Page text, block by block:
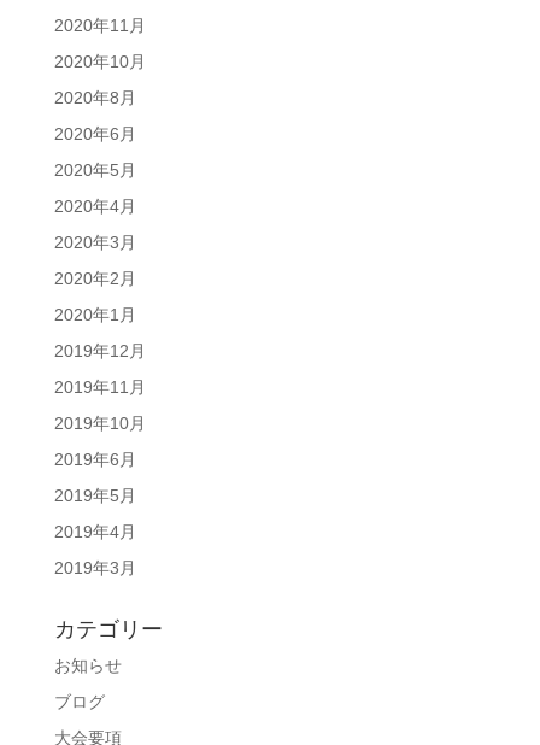
2020年11月
2020年10月
2020年8月
2020年6月
2020年5月
2020年4月
2020年3月
2020年2月
2020年1月
2019年12月
2019年11月
2019年10月
2019年6月
2019年5月
2019年4月
2019年3月
カテゴリー
お知らせ
ブログ
大会要項